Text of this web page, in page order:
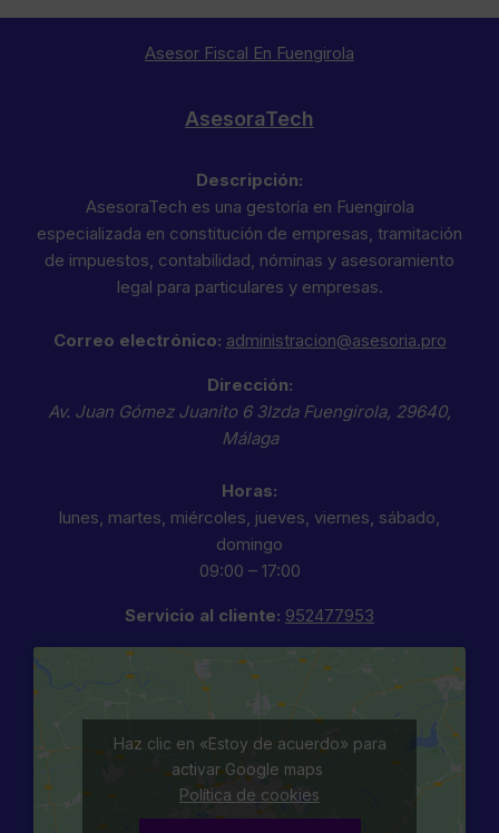
Asesor Fiscal En Fuengirola
AsesoraTech
Descripción:
AsesoraTech es una gestoría en Fuengirola
especializada en constitución de empresas, tramitación
de impuestos, contabilidad, nóminas y asesoramiento
legal para particulares y empresas.
Correo electrónico: administracion@asesoria.pro
Dirección:
Av. Juan Gómez Juanito 6 3Izda Fuengirola, 29640,
Málaga
Horas:
lunes, martes, miércoles, jueves, viernes, sábado,
domingo
09:00 – 17:00
Servicio al cliente: 952477953
Haz clic en «Estoy de acuerdo» para
activar Google maps
Política de cookies